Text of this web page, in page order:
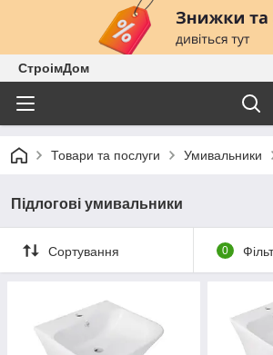
СтроімДом
Товари та послуги Умивальники
Підлогові умивальники
Сортування 0